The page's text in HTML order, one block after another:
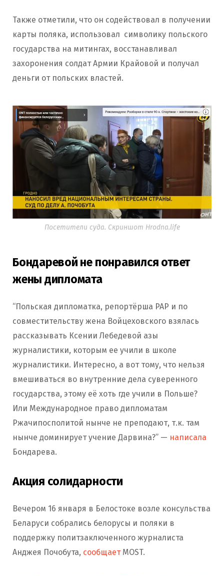
Также отметили, что он содействовал в получении
карты поляка, использовал символику польского
государства на митингах, восстанавливал
захоронения солдат Армии Крайовой и получал
деньги от польских властей.
Посетители суда. Скриншот Hrodna.life
Бондаревой не понравился ответ
жены дипломата
“Польская дипломатка, репортёрша РАР и по
совместительству жена Войцеховского взялась
рассказывать Ксении Лебедевой азы
журналистики, которым ее учили в школе
журналистики. Интересно, а вот тому, что нельзя
вмешиваться во внутренние дела суверенного
государства, этому её хоть где учили в Польше?
Или Международное право дипломатам
Ржачипосполитой нынче не преподают, т.к. там
нынче доминирует учение Дарвина?” — написала
Бондарева.
Акция солидарности
Вечером 16 января в Белостоке возле консульства
Беларуси собрались белорусы и поляки в
поддержку политзаключенного журналиста
Анджея Почобута, сообщаетMOST.